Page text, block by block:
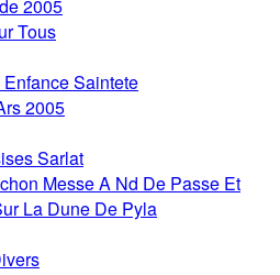
2005
Tous
Saintete
2005
Sarlat
Messe A Nd De Passe Et
La Dune De Pyla